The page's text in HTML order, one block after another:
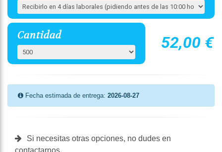
Cantidad 52,00 €
Fecha estimada de entrega: 2026-08-27
Si necesitas otras opciones, no dudes en
contactarnos.